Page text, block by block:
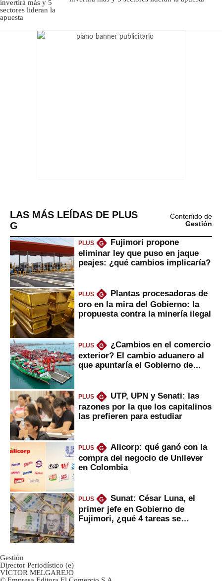
LAS MÁS LEÍDAS DE PLUS
G
Contenido de
Gestión
PLUS G
Fujimori propone
eliminar ley que puso en jaque
peajes: ¿qué cambios implicaría?
PLUS G
Plantas procesadoras de
oro en la mira del Gobierno: la
propuesta contra la minería ilegal
PLUS G
¿Cambios en el comercio
exterior? El cambio aduanero al
que apuntaría el Gobierno de
PLUS G
UTP, UPN y Senati: las
razones por la que los capitalinos
las prefieren para estudiar
PLUS G
Alicorp: qué ganó con la
compra del negocio de Unilever
en Colombia
PLUS G
Sunat: César Luna, el
primer jefe en Gobierno de
Fujimori, ¿qué 4 tareas se
Gestión
Director Periodístico (e)
VÍCTOR MELGAREJO